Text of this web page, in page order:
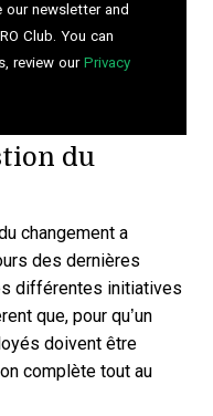
our newsletter and
Club. You can
review our Privacy
du
changement a
des dernières
différentes initiatives
que, pour qu’un
doivent être
complète tout au